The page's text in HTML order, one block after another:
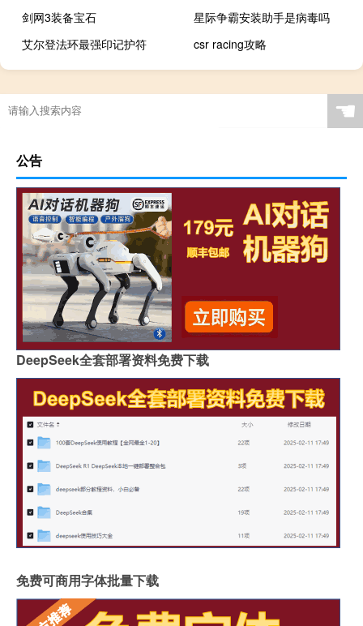
剑网3装备宝石
星际争霸安装助手是病毒吗
艾尔登法环最强印记护符
csr racing攻略
☚
公告
DeepSeek全套部署资料免费下载
免费可商用字体批量下载